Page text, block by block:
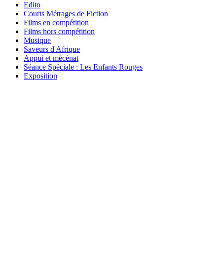
Edito
Courts Métrages de Fiction
Films en compétition
Films hors compétition
Musique
Saveurs d'Afrique
Appui et mécénat
Séance Spéciale : Les Enfants Rouges
Exposition